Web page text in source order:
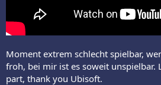
Moment extrem schlecht spielbar,
froh, bei mir ist es soweit unspielbar.
part, thank you Ubisoft.